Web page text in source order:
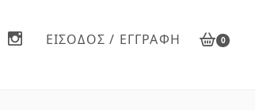
ΕΊΣΟΔΟΣ / ΕΓΓΡΑΦΉ 0